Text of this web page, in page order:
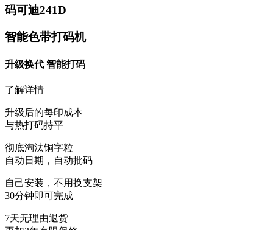
码可迪241D
智能色带打码机
升级换代 智能打码
了解详情
升级后的每印成本
与热打码持平
彻底淘汰铜字粒
自动日期，自动批码
自己安装，不用换支架
30分钟即可完成
7天无理由退货